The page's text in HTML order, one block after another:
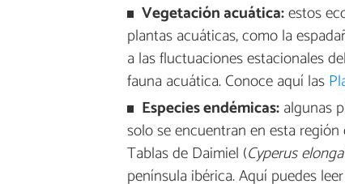
Vegetación acuática:estos
plantas acuáticas, como la
a las fluctuaciones estacionales
fauna acuática. Conoce aquí las
Especies endémicas:algunas
solo se encuentran en esta
Tablas de Daimiel (Cyperus
península ibérica. Aquí puedes